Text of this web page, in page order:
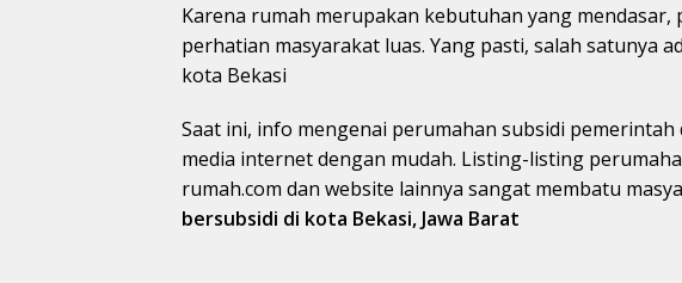
Karena rumah merupakan kebutuhan yang
perhatian masyarakat luas. Yang pasti, salah satunya
kota Bekasi
Saat ini, info mengenai perumahan subsidi pemerintah
media internet dengan mudah. Listing-listing
rumah.com dan website lainnya sangat membatu
bersubsidi di kota Bekasi, Jawa Barat